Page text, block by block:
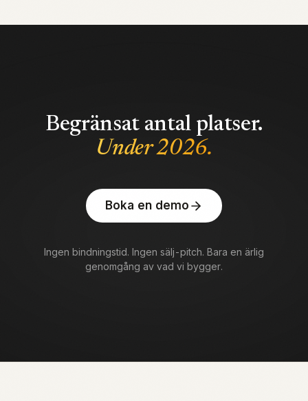
Begränsat antal platser.
Under 2026.
Boka en demo
Ingen bindningstid. Ingen sälj-pitch. Bara en ärlig
genomgång av vad vi bygger.